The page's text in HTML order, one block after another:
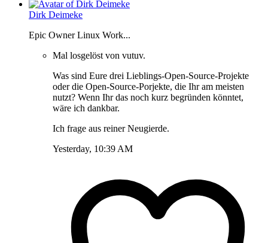
Dirk Deimeke
Epic Owner Linux Work...
Mal losgelöst von vutuv.
Was sind Eure drei Lieblings-Open-Source-Projekte
oder die Open-Source-Porjekte, die Ihr am meisten
nutzt? Wenn Ihr das noch kurz begründen könntet,
wäre ich dankbar.
Ich frage aus reiner Neugierde.
Yesterday, 10:39 AM